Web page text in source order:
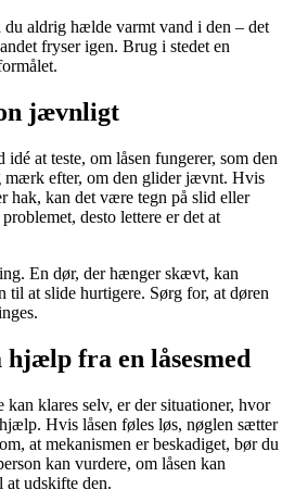
aldrig hælde varmt vand i den – det
fryser igen. Brug i stedet en
jævnligt
at teste, om låsen fungerer, som den
mærk efter, om den glider jævnt. Hvis
hak, kan det være tegn på slid eller
desto lettere er det at
En dør, der hænger skævt, kan
til at slide hurtigere. Sørg for, at døren
fra en låsesmed
kan klares selv, er der situationer, hvor
Hvis låsen føles løs, nøglen sætter
at mekanismen er beskadiget, bør du
kan vurdere, om låsen kan
at udskifte den.